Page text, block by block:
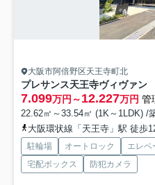
大阪市阿倍野区天王寺町北
プレサンス天王寺ヴィヴァ
7.099万円～12.227万円 管
22.62㎡～33.54㎡ (1K～1LDK) /
大阪環状線「天王寺」駅 徒歩
駐輪場 オートロック エレベ
宅配ボックス
防犯カメラ